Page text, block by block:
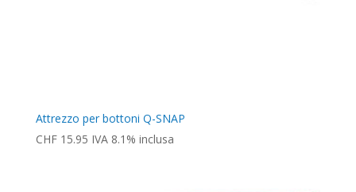
Attrezzo per bottoni Q-SNAP
CHF15.95 IVA 8.1% inclusa